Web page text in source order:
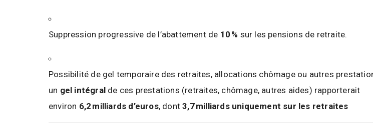
Suppression progressive de l’abattement de 10 % sur les pensions de retraite.
Possibilité de gel temporaire des retraites, allocations chômage ou autres
un gel intégral de ces prestations (retraites, chômage, autres aides) rapporterait
environ 6,2 milliards d’euros, dont3,7 milliards uniquement sur les retraites